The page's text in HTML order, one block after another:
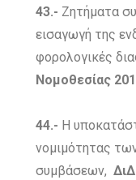
43.- Ζητήματα
εισαγωγή της
φορολογικές
Νομοθεσίας
44.- Η
νομιμότητας
συμβάσεων,